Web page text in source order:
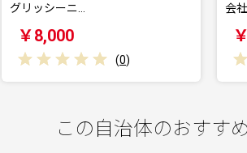
この自治体のおすす